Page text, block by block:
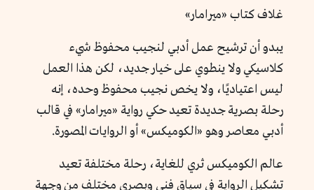
غلاف كتاب «ميرامار»
يبدو أن ترشيح عمل أدبي لنجيب محفوظ شيء
كلاسيكي ولا ينطوي على خيار جديد، لكن هذا العمل
ليس اعتياديًا، ولا يخص نجيب محفوظ وحده، إنه
رحلة بصرية جديدة تعيد حكي رواية «ميرامار» في قالب
أدبي معاصر وهو «الكوميكس» أو الروايات المصورة.
عالم الكوميكس ثري للغاية، رحلة مختلفة تعيد
تشكيل الرواية في سياق فني وبصري مختلف من وجهة